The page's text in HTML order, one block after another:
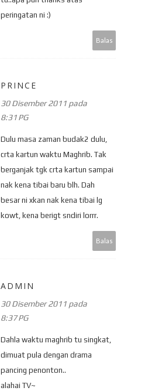
peringatan ni :)
Balas
PRINCE
30 Disember 2011 pada
8:31 PG
Dulu masa zaman budak2 dulu,
crta kartun waktu Maghrib. Tak
berganjak tgk crta kartun sampai
nak kena tibai baru blh. Dah
besar ni xkan nak kena tibai lg
kowt, kena berigt sndiri lorrr.
Balas
ADMIN
30 Disember 2011 pada
8:37 PG
Dahla waktu maghrib tu singkat,
dimuat pula dengan drama
pancing penonton..
alahai TV~